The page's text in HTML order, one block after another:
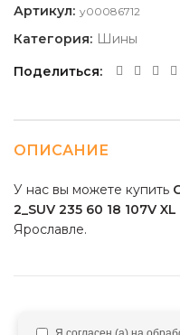
Артикул: y00086712
Категория: Шины
Поделиться
ОПИСАНИЕ
У нас вы можете купить
2_SUV 235 60 18 107V XL
Ярославле.